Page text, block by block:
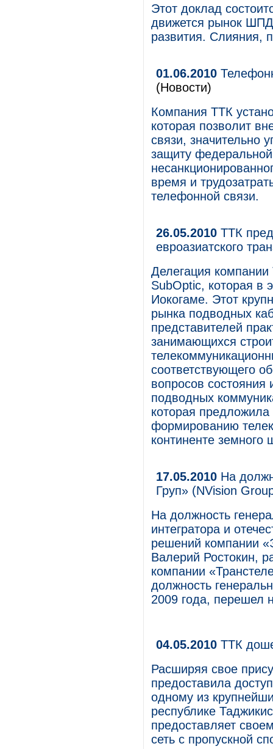
Этот доклад
движется рынок
развития. Слияния,
01.06.2010
(Новости)
Компания ТТК
которая позволит
связи, значительно
защиту
время и
телефонной связи.
26.05.2010 ТТК
евроазиатского
Делегация
SubOptic, которая в
Иокогаме. Этот
рынка подводных
представителей
занимающихся
соответствующего
вопросов состояния
подводных
которая
формированию
континенте земного
17.05.2010 На
Груп» (NVision
На должность
интегратора и
решений компании
Валерий Ростокин,
компании
должность
2009 года, перешел
04.05.2010 ТТК
Расширяя свое
предоставила
одному из
республике
предоставляет
сеть с пропускной